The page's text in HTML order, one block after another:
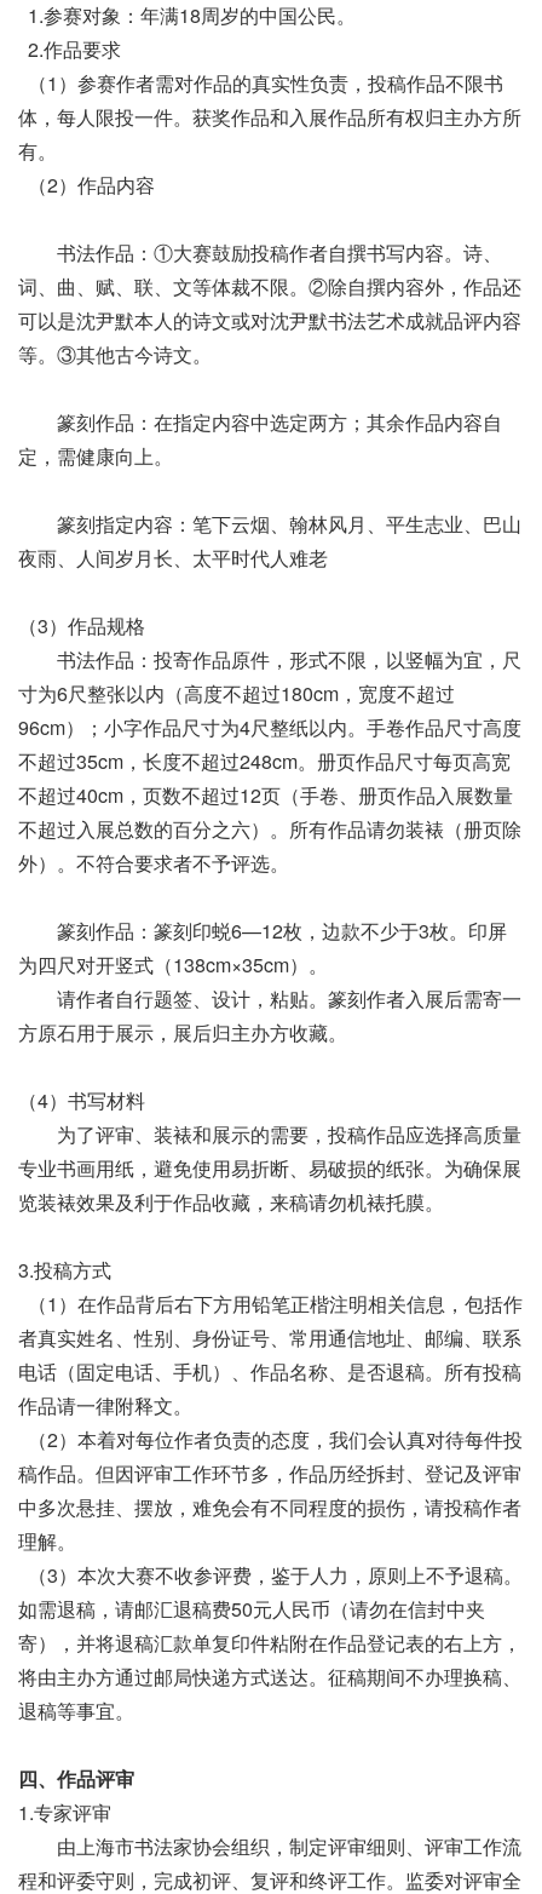
1.参赛对象：年满18周岁的中国公民。
2.作品要求
（1）参赛作者需对作品的真实性负责，投稿作品不限书
体，每人限投一件。获奖作品和入展作品所有权归主办方所
有。
（2）作品内容
书法作品：①大赛鼓励投稿作者自撰书写内容。诗、
词、曲、赋、联、文等体裁不限。②除自撰内容外，作品还
可以是沈尹默本人的诗文或对沈尹默书法艺术成就品评内容
等。③其他古今诗文。
篆刻作品：在指定内容中选定两方；其余作品内容自
定，需健康向上。
篆刻指定内容：笔下云烟、翰林风月、平生志业、巴山
夜雨、人间岁月长、太平时代人难老
（3）作品规格
书法作品：投寄作品原件，形式不限，以竖幅为宜，尺
寸为6尺整张以内（高度不超过180cm，宽度不超过
96cm）；小字作品尺寸为4尺整纸以内。手卷作品尺寸高度
不超过35cm，长度不超过248cm。册页作品尺寸每页高宽
不超过40cm，页数不超过12页（手卷、册页作品入展数量
不超过入展总数的百分之六）。所有作品请勿装裱（册页除
外）。不符合要求者不予评选。
篆刻作品：篆刻印蜕6—12枚，边款不少于3枚。印屏
为四尺对开竖式（138cm×35cm）。
请作者自行题签、设计，粘贴。篆刻作者入展后需寄一
方原石用于展示，展后归主办方收藏。
（4）书写材料
为了评审、装裱和展示的需要，投稿作品应选择高质量
专业书画用纸，避免使用易折断、易破损的纸张。为确保展
览装裱效果及利于作品收藏，来稿请勿机裱托膜。
3.投稿方式
（1）在作品背后右下方用铅笔正楷注明相关信息，包括作
者真实姓名、性别、身份证号、常用通信地址、邮编、联系
电话（固定电话、手机）、作品名称、是否退稿。所有投稿
作品请一律附释文。
（2）本着对每位作者负责的态度，我们会认真对待每件投
稿作品。但因评审工作环节多，作品历经拆封、登记及评审
中多次悬挂、摆放，难免会有不同程度的损伤，请投稿作者
理解。
（3）本次大赛不收参评费，鉴于人力，原则上不予退稿。
如需退稿，请邮汇退稿费50元人民币（请勿在信封中夹
寄），并将退稿汇款单复印件粘附在作品登记表的右上方，
将由主办方通过邮局快递方式送达。征稿期间不办理换稿、
退稿等事宜。
四、作品评审
1.专家评审
由上海市书法家协会组织，制定评审细则、评审工作流
程和评委守则，完成初评、复评和终评工作。监委对评审全